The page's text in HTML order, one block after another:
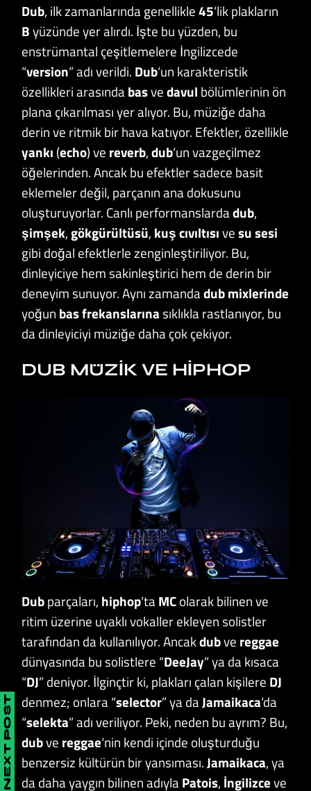
Dub, ilk zamanlarında genellikle45‘lik plakların
Byüzünde yer alırdı. İşte bu yüzden, bu
enstrümantal çeşitlemelere İngilizcede
“version” adı verildi. Dub‘un karakteristik
özellikleri arasındabasvedavul bölümlerinin ön
plana çıkarılması yer alıyor. Bu, müziğe daha
derin ve ritmik bir hava katıyor. Efektler, özellikle
yankı (echo) ve reverb,dub‘un vazgeçilmez
öğelerinden. Ancak bu efektler sadece basit
eklemeler değil, parçanın ana dokusunu
oluşturuyorlar. Canlı performanslardadub,
şimşek,gökgürültüsü, kuşcıvıltısıvesusesi
gibi doğal efektlerle zenginleştiriliyor. Bu,
dinleyiciye hem sakinleştirici hem de derin bir
deneyim sunuyor. Aynı zamandadub mixlerinde
yoğun bas frekanslarına sıklıkla rastlanıyor, bu
da dinleyiciyi müziğe daha çok çekiyor.
DUB MÜZIK VE HIPHOP
Dubparçaları, hiphop‘taMColarak bilinen ve
ritim üzerine uyaklı vokaller ekleyen solistler
tarafından da kullanılıyor. Ancakdubve reggae
dünyasında bu solistlere “DeeJay” ya da kısaca
“DJ” deniyor. İlginçtir ki, plakları çalan kişilere DJ
denmez; onlara “selector” ya daJamaikaca‘da
“selekta” adı veriliyor. Peki, neden bu ayrım? Bu,
dubve reggae‘nin kendi içinde oluşturduğu
benzersiz kültürün bir yansıması.Jamaikaca, ya
da daha yaygın bilinen adıylaPatois, İngilizceve
NEXT POST